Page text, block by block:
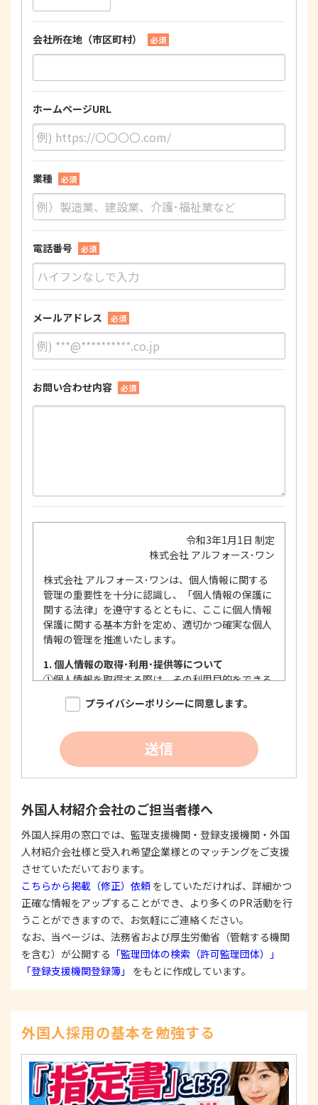
会社所在地（市区町村） 必須
ホームページURL
業種 必須
電話番号 必須
メールアドレス 必須
お問い合わせ内容 必須
令和3年1月1日 制定
株式会社 アルフォース･ワン
株式会社 アルフォース･ワンは、個人情報に関する
管理の重要性を十分に認識し、「個人情報の保護に
関する法律」を遵守するとともに、ここに個人情報
保護に関する基本方針を定め、適切かつ確実な個人
情報の管理を推進いたします。
1. 個人情報の取得･利用･提供等について
①個人情報を取得する際は、その利用目的をできる
限り明確に特定し、その目的達成に必要な限度に
おいて適法かつ公正な手段を用い、同意を得て取
個人情報を利用する際は、本人に明示、通知、ま
たは公表した利用目的の範囲内に限定し、それに
反する目的外利用を行なわないための措置を講じ
する際は、本人が同意を与えた利用目的の範囲内
で、適法にこれを行います。
2. 安全対策の実施について
個人情報の正確性およびその利用の安全性を確保す
るため、情報セキュリティ対策を始めとする安全措
置を構築し、個人情報への不正アクセス、個人情報
の漏洩、滅失または毀損等の的確な防止とセキュリ
ティの是正に努めます。
3. 苦情および相談等に対する適正な対応について
本人からの苦情および相談があった場合には、適切
示、訂正、削除、または利用もしくは提供の停止等
を求められたときは、適法かつ遅滞なく応じます。
4. 法令・指針・規範の遵守について
適正な個人情報保護の実現のため、個人情報の取扱
いに関する法令、国が定める指針およびその他の規
範を遵守します。
プライバシーポリシーに同意します。
送信
外国人材紹介会社のご担当者様へ
外国人採用の窓口では、監理支援機関・登録支援機関・外国
人材紹介会社様と受入れ希望企業様とのマッチングをご支援
させていただいております。
こちらから掲載（修正）依頼 をしていただければ、詳細かつ
正確な情報をアップすることができ、より多くのPR活動を行
うことができますので、お気軽にご連絡ください。
なお、当ページは、法務省および厚生労働省（管轄する機関
を含む）が公開する 「監理団体の検索（許可監理団体）」
「登録支援機関登録簿」
をもとに作成しています。
外国人採用の基本を勉強する